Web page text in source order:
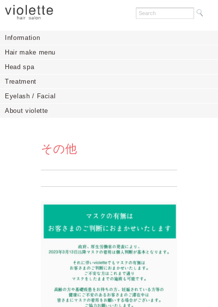
Information
Hair make menu
Head spa
Treatment
Eyelash / Facial
About violette
その他